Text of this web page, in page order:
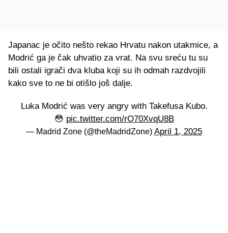
Japanac je očito nešto rekao Hrvatu nakon utakmice, a
Modrić ga je čak uhvatio za vrat. Na svu sreću tu su
bili ostali igrači dva kluba koji su ih odmah razdvojili
kako sve to ne bi otišlo još dalje.
Luka Modrić was very angry with Takefusa Kubo.
😳 pic.twitter.com/rO70XvqU8B
— Madrid Zone (@theMadridZone) April 1, 2025